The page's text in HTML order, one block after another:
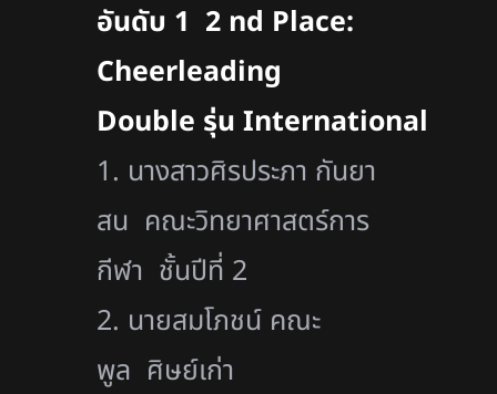
อันดับ 1 2 nd Place:
Cheerleading
Double รุ่น International
1. นางสาวศิรประภา กันยา
สน คณะวิทยาศาสตร์การ
กีฬา ชั้นปีที่ 2
2. นายสมโภชน์ คณะ
พูล ศิษย์เก่า